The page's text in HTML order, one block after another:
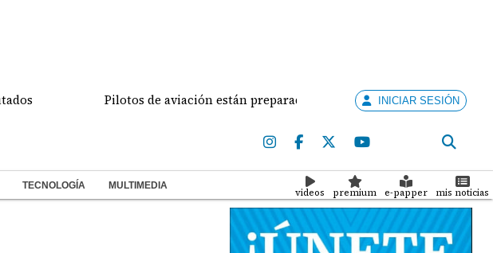
Pilotos de aviación están preparados para ejercer la docenciaINICIAR SESIÓN
TECNOLOGÍA MULTIMEDIA
videos premium e-papper mis noticias